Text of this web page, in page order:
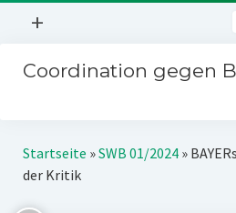
Menü
+
Mitmachen
Über uns
Kontakt
Coordination gegen
Kampagnen
Startseite »SWB 01/2024»
der Kritik